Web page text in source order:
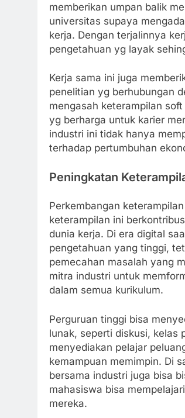
memberikan umpan balik
universitas supaya
kerja. Dengan terjalinnya
pengetahuan yg layak
Kerja sama ini juga
penelitian yg berhubungan
mengasah keterampilan
yg berharga untuk karier
industri ini tidak hanya
terhadap pertumbuhan
Peningkatan
Perkembangan
keterampilan ini
dunia kerja. Di era digital
pengetahuan yang tinggi,
pemecahan masalah yang
mitra industri untuk
dalam semua kurikulum.
Perguruan tinggi bisa
lunak, seperti diskusi, kelas
menyediakan pelajar
kemampuan memimpin. Di
bersama industri juga bisa
mahasiswa bisa
mereka.